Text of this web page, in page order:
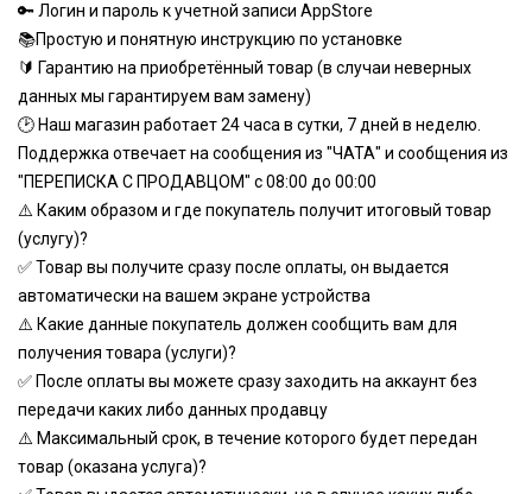
🔑 Логин и пароль к учетной записи AppStore
📚Простую и понятную инструкцию по установке
🔰 Гарантию на приобретённый товар (в случаи неверных
данных мы гарантируем вам замену)
🕑 Наш магазин работает 24 часа в сутки, 7 дней в неделю.
Поддержка отвечает на сообщения из "ЧАТА" и сообщения из
"ПЕРЕПИСКА С ПРОДАВЦОМ" с 08:00 до 00:00
⚠️ Каким образом и где покупатель получит итоговый товар
(услугу)?
✅ Товар вы получите сразу после оплаты, он выдается
автоматически на вашем экране устройства
⚠️ Какие данные покупатель должен сообщить вам для
получения товара (услуги)?
✅ После оплаты вы можете сразу заходить на аккаунт без
передачи каких либо данных продавцу
⚠️ Максимальный срок, в течение которого будет передан
товар (оказана услуга)?